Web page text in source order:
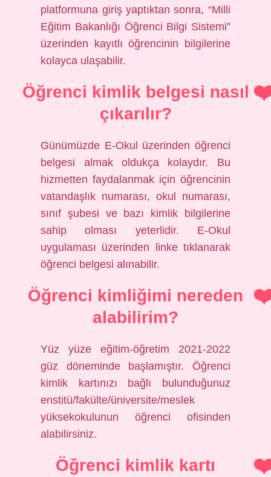
platformuna giriş yaptıktan sonra, “Milli
Eğitim Bakanlığı Öğrenci Bilgi Sistemi”
üzerinden kayıtlı öğrencinin bilgilerine
kolayca ulaşabilir.
Öğrenci kimlik belgesi nasıl
çıkarılır?
Günümüzde E-Okul üzerinden öğrenci
belgesi almak oldukça kolaydır. Bu
hizmetten faydalanmak için öğrencinin
vatandaşlık numarası, okul numarası,
sınıf şubesi ve bazı kimlik bilgilerine
sahip olması yeterlidir. E-Okul
uygulaması üzerinden linke tıklanarak
öğrenci belgesi alınabilir.
Öğrenci kimliğimi nereden
alabilirim?
Yüz yüze eğitim-öğretim 2021-2022
güz döneminde başlamıştır. Öğrenci
kimlik kartınızı bağlı bulunduğunuz
enstitü/fakülte/üniversite/meslek
yüksekokulunun öğrenci ofisinden
alabilirsiniz.
Öğrenci kimlik kartı